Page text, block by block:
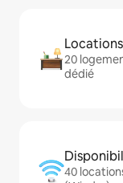
20
dédié
40